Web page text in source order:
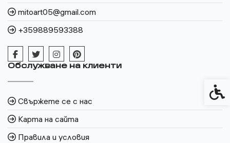
mitoart05@gmail.com
+359889593388
Обслужване на клиенти
Свържете се с нас
Карта на сайта
Правила и условия